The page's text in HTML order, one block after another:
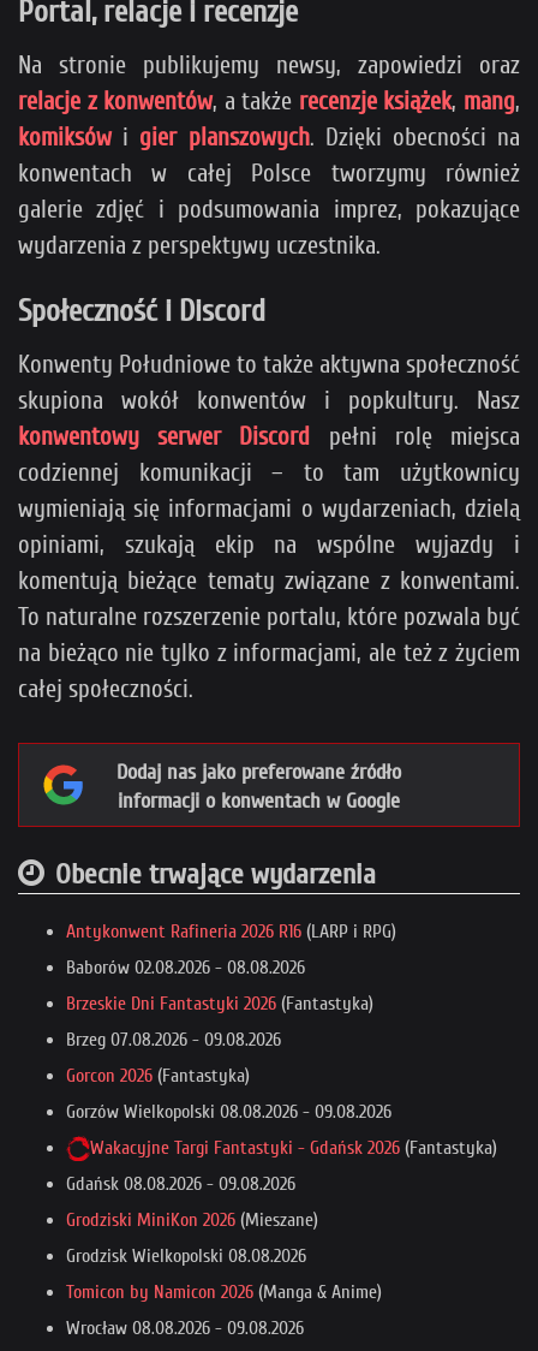
Portal, relacje i recenzje
Na stronie publikujemy newsy, zapowiedzi oraz
relacje z konwentów, a także recenzje książek, mang,
komiksówi gier planszowych. Dzięki obecności na
konwentach w całej Polsce tworzymy również
galerie zdjęć i podsumowania imprez, pokazujące
wydarzenia z perspektywy uczestnika.
Społeczność i Discord
Konwenty Południowe to także aktywna społeczność
skupiona wokół konwentów i popkultury. Nasz
konwentowy serwer Discord pełni rolę miejsca
codziennej komunikacji – to tam użytkownicy
wymieniają się informacjami o wydarzeniach, dzielą
opiniami, szukają ekip na wspólne wyjazdy i
komentują bieżące tematy związane z konwentami.
To naturalne rozszerzenie portalu, które pozwala być
na bieżąco nie tylko z informacjami, ale też z życiem
całej społeczności.
Dodaj nas jako preferowane źródło
informacji o konwentach w Google
Obecnie trwające wydarzenia
Antykonwent Rafineria 2026 R16 (LARP i RPG)
Baborów 02.08.2026 - 08.08.2026
Brzeskie Dni Fantastyki 2026 (Fantastyka)
Brzeg 07.08.2026 - 09.08.2026
Gorcon 2026 (Fantastyka)
Gorzów Wielkopolski 08.08.2026 - 09.08.2026
Wakacyjne Targi Fantastyki - Gdańsk 2026 (Fantastyka)
Gdańsk 08.08.2026 - 09.08.2026
Grodziski MiniKon 2026 (Mieszane)
Grodzisk Wielkopolski 08.08.2026
Tomicon by Namicon 2026 (Manga & Anime)
Wrocław 08.08.2026 - 09.08.2026